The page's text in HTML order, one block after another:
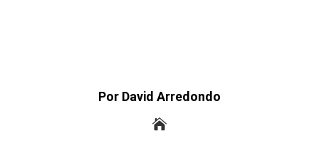
Por David Arredondo